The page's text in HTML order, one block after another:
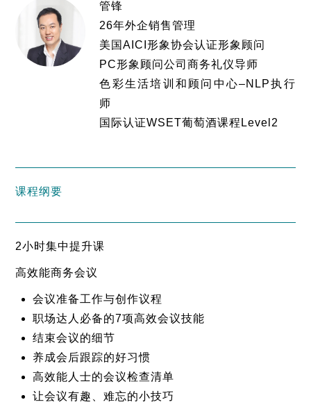
管锋
26年外企销售管理
美国AICI形象协会认证形象顾问
PC形象顾问公司商务礼仪导师
色彩生活培训和顾问中心–NLP执行
师
国际认证WSET葡萄酒课程Level2
课程纲要
2小时集中提升课
高效能商务会议
会议准备工作与创作议程
职场达人必备的7项高效会议技能
结束会议的细节
养成会后跟踪的好习惯
高效能人士的会议检查清单
让会议有趣、难忘的小技巧